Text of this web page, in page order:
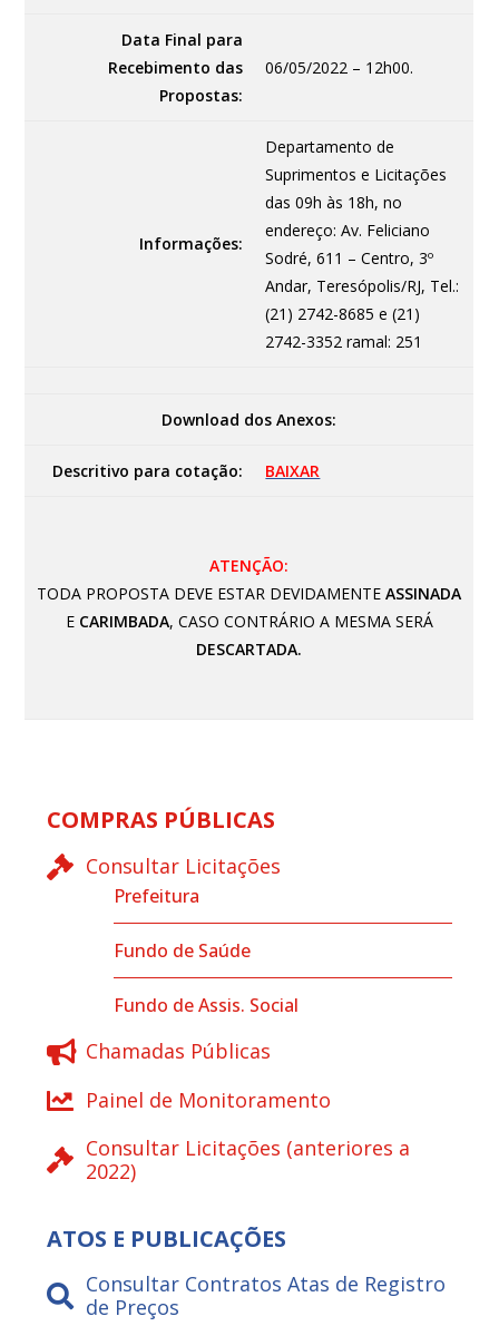
Data Final para
Recebimento das
Propostas:
06/05/2022 – 12h00.
Informações:
Departamento de
Suprimentos e Licitações
das 09h às 18h, no
endereço: Av. Feliciano
Sodré, 611 – Centro, 3º
Andar, Teresópolis/RJ, Tel.:
(21) 2742-8685 e (21)
2742-3352 ramal: 251
Download dos Anexos:
Descritivo para cotação: BAIXAR
ATENÇÃO:
TODA PROPOSTA DEVE ESTAR DEVIDAMENTEASSINADA
E CARIMBADA, CASO CONTRÁRIO A MESMA SERÁ
DESCARTADA.
COMPRAS PÚBLICAS
Consultar Licitações
Prefeitura
Fundo de Saúde
Fundo de Assis. Social
Chamadas Públicas
Painel de Monitoramento
Consultar Licitações (anteriores a
2022)
ATOS E PUBLICAÇÕES
Consultar Contratos Atas de Registro
de Preços